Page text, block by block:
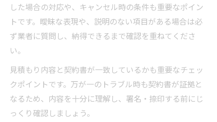
した場合の対応や、キャンセル時の条件も重要なポイン
トです。曖昧な表現や、説明のない項目がある場合は必
ず業者に質問し、納得できるまで確認を重ねてくださ
い。
見積もり内容と契約書が一致しているかも重要なチェッ
クポイントです。万が一のトラブル時も契約書が証拠と
なるため、内容を十分に理解し、署名・捺印する前にじ
っくり確認しましょう。